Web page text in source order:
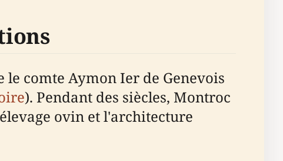
comte Aymon Ier de Genevois
). Pendant des siècles, Montroc
ovin et l'architecture